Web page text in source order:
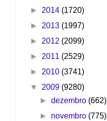
► 2014 (1720)
► 2013 (1997)
► 2012 (2099)
► 2011 (2529)
► 2010 (3741)
▼ 2009 (9280)
►dezembro (662)
► novembro (775)